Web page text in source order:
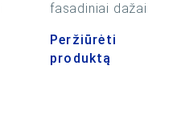
fasadiniai dažai
Peržiūrėti
produktą